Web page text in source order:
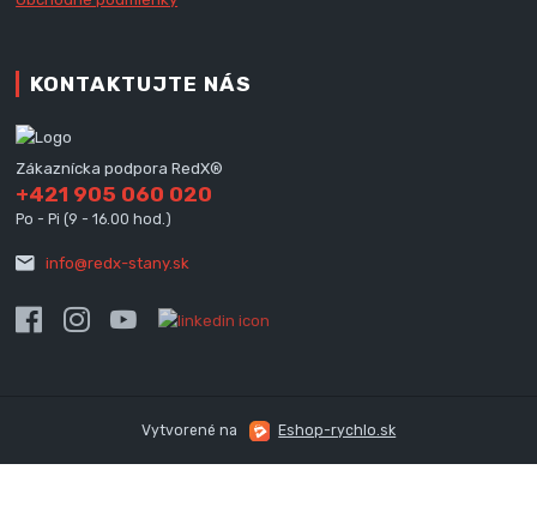
KONTAKTUJTE NÁS
Zákaznícka podpora RedX®
+421 905 060 020
Po - Pi (9 - 16.00 hod.)
info@redx-stany.sk
Vytvorené na Eshop-rychlo.sk